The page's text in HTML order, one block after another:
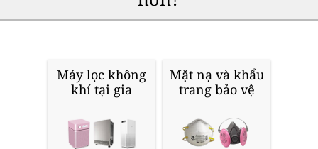
Máy lọc không
khí tại gia
Mặt nạ và khẩu
trang bảo vệ